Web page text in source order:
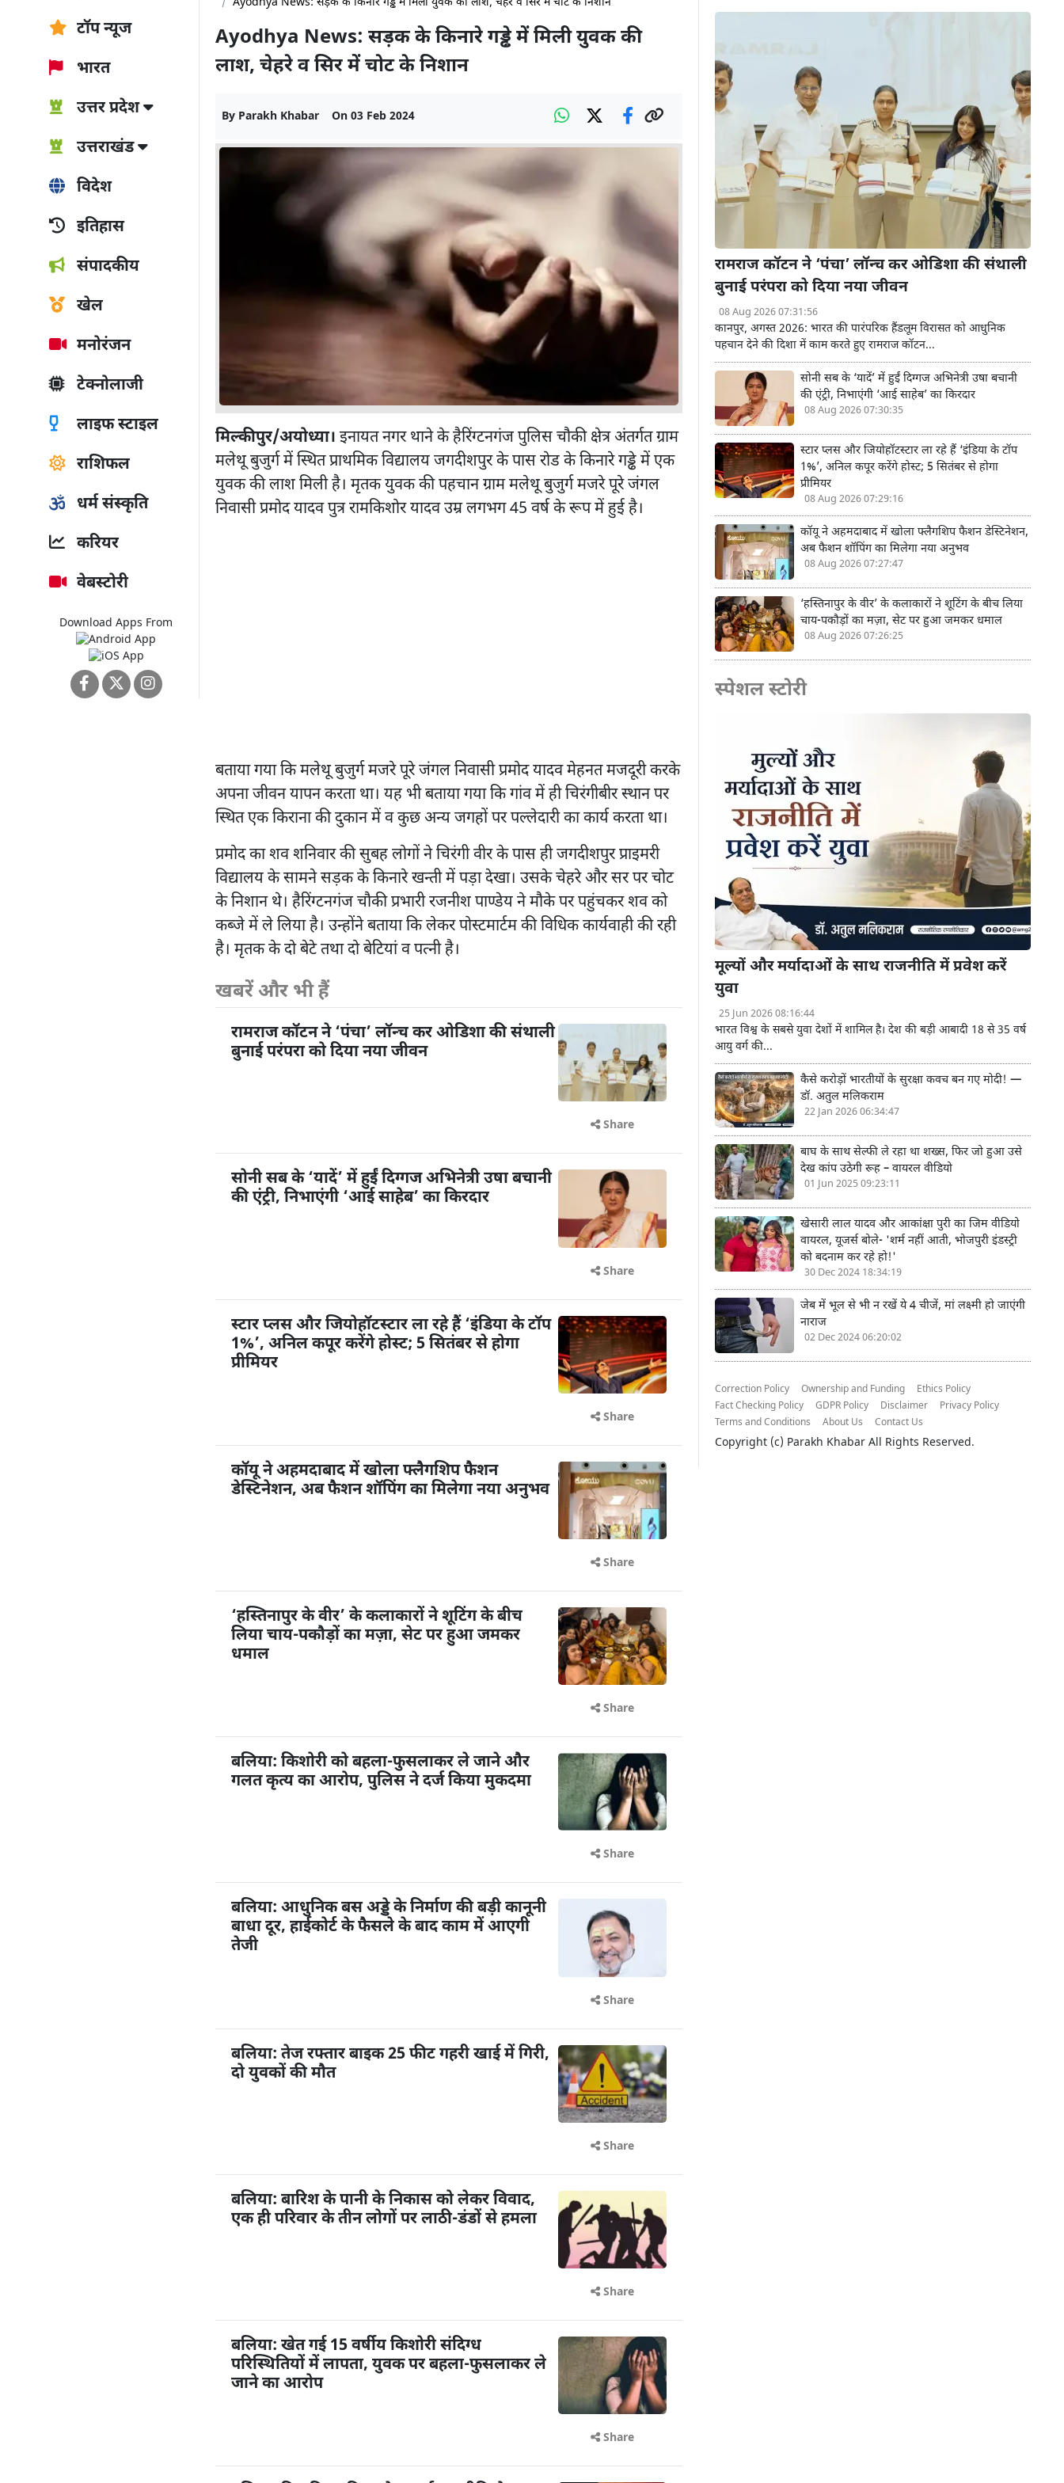
टॉप न्यूज
भारत
उत्तर प्रदेश
उत्तराखंड
विदेश
इतिहास
संपादकीय
खेल
मनोरंजन
टेक्नोलाजी
लाइफ स्टाइल
राशिफल
धर्म संस्कृति
करियर
वेबस्टोरी
Download Apps From
Ayodhya News: सड़क के किनारे गड्ढे में मिली युवक की
लाश, चेहरे व सिर में चोट के निशान
By Parakh Khabar On 03 Feb 2024
मिल्कीपुर/अयोध्या। इनायत नगर थाने के हैरिंग्टनगंज पुलिस चौकी क्षेत्र अंतर्गत ग्राम
मलेथू बुजुर्ग में स्थित प्राथमिक विद्यालय जगदीशपुर के पास रोड के किनारे गड्ढे में एक
युवक की लाश मिली है। मृतक युवक की पहचान ग्राम मलेथू बुजुर्ग मजरे पूरे जंगल
निवासी प्रमोद यादव पुत्र रामकिशोर यादव उम्र लगभग 45 वर्ष के रूप में हुई है।
बताया गया कि मलेथू बुजुर्ग मजरे पूरे जंगल निवासी प्रमोद यादव मेहनत मजदूरी करके
अपना जीवन यापन करता था। यह भी बताया गया कि गांव में ही चिरंगीबीर स्थान पर
स्थित एक किराना की दुकान में व कुछ अन्य जगहों पर पल्लेदारी का कार्य करता था।
प्रमोद का शव शनिवार की सुबह लोगों ने चिरंगी वीर के पास ही जगदीशपुर प्राइमरी
विद्यालय के सामने सड़क के किनारे खन्ती में पड़ा देखा। उसके चेहरे और सर पर चोट
के निशान थे। हैरिंग्टनगंज चौकी प्रभारी रजनीश पाण्डेय ने मौके पर पहुंचकर शव को
कब्जे में ले लिया है। उन्होंने बताया कि लेकर पोस्टमार्टम की विधिक कार्यवाही की रही
है। मृतक के दो बेटे तथा दो बेटियां व पत्नी है।
खबरें और भी हैं
रामराज कॉटन ने ‘पंचा’ लॉन्च कर ओडिशा की संथाली
बुनाई परंपरा को दिया नया जीवन
Share
सोनी सब के ‘यादें’ में हुईं दिग्गज अभिनेत्री उषा बचानी
की एंट्री, निभाएंगी ‘आई साहेब’ का किरदार
Share
स्टार प्लस और जियोहॉटस्टार ला रहे हैं ‘इंडिया के टॉप
1%’, अनिल कपूर करेंगे होस्ट; 5 सितंबर से होगा
प्रीमियर
Share
कॉयू ने अहमदाबाद में खोला फ्लैगशिप फैशन
डेस्टिनेशन, अब फैशन शॉपिंग का मिलेगा नया अनुभव
Share
‘हस्तिनापुर के वीर’ के कलाकारों ने शूटिंग के बीच
लिया चाय-पकौड़ों का मज़ा, सेट पर हुआ जमकर
धमाल
Share
बलिया: किशोरी को बहला-फुसलाकर ले जाने और
गलत कृत्य का आरोप, पुलिस ने दर्ज किया मुकदमा
Share
बलिया: आधुनिक बस अड्डे के निर्माण की बड़ी कानूनी
बाधा दूर, हाईकोर्ट के फैसले के बाद काम में आएगी
तेजी
Share
बलिया: तेज रफ्तार बाइक 25 फीट गहरी खाई में गिरी,
दो युवकों की मौत
Share
बलिया: बारिश के पानी के निकास को लेकर विवाद,
एक ही परिवार के तीन लोगों पर लाठी-डंडों से हमला
Share
बलिया: खेत गई 15 वर्षीय किशोरी संदिग्ध
परिस्थितियों में लापता, युवक पर बहला-फुसलाकर ले
जाने का आरोप
Share
रामराज कॉटन ने ‘पंचा’ लॉन्च कर ओडिशा की संथाली
बुनाई परंपरा को दिया नया जीवन
08 Aug 2026 07:31:56
कानपुर, अगस्त 2026: भारत की पारंपरिक हैंडलूम विरासत को आधुनिक
पहचान देने की दिशा में काम करते हुए रामराज कॉटन...
सोनी सब के ‘यादें’ में हुईं दिग्गज अभिनेत्री उषा बचानी
की एंट्री, निभाएंगी ‘आई साहेब’ का किरदार
08 Aug 2026 07:30:35
स्टार प्लस और जियोहॉटस्टार ला रहे हैं ‘इंडिया के टॉप
1%’, अनिल कपूर करेंगे होस्ट; 5 सितंबर से होगा
प्रीमियर
08 Aug 2026 07:29:16
कॉयू ने अहमदाबाद में खोला फ्लैगशिप फैशन डेस्टिनेशन,
अब फैशन शॉपिंग का मिलेगा नया अनुभव
08 Aug 2026 07:27:47
‘हस्तिनापुर के वीर’ के कलाकारों ने शूटिंग के बीच लिया
चाय-पकौड़ों का मज़ा, सेट पर हुआ जमकर धमाल
08 Aug 2026 07:26:25
स्पेशल स्टोरी
मूल्यों और मर्यादाओं के साथ राजनीति में प्रवेश करें
युवा
25 Jun 2026 08:16:44
भारत विश्व के सबसे युवा देशों में शामिल है। देश की बड़ी आबादी 18 से 35 वर्ष
आयु वर्ग की...
कैसे करोड़ों भारतीयों के सुरक्षा कवच बन गए मोदी! —
डॉ. अतुल मलिकराम
22 Jan 2026 06:34:47
बाघ के साथ सेल्फी ले रहा था शख्स, फिर जो हुआ उसे
देख कांप उठेगी रूह – वायरल वीडियो
01 Jun 2025 09:23:11
खेसारी लाल यादव और आकांक्षा पुरी का जिम वीडियो
वायरल, यूजर्स बोले- 'शर्म नहीं आती, भोजपुरी इंडस्ट्री
को बदनाम कर रहे हो!'
30 Dec 2024 18:34:19
जेब में भूल से भी न रखें ये 4 चीजें, मां लक्ष्मी हो जाएंगी
नाराज
02 Dec 2024 06:20:02
Correction Policy Ownership and Funding
Ethics Policy
Fact Checking Policy
GDPR Policy Disclaimer
Privacy Policy
Terms and Conditions
About Us Contact Us
Copyright (c) Parakh Khabar All Rights Reserved.